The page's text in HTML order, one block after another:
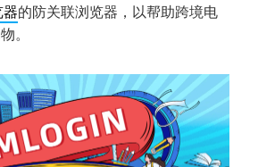
的防关联浏览器，以帮助跨境电
。